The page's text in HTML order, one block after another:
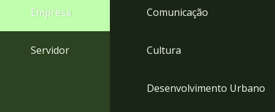
Empresa
Servidor
Comunicação
Cultura
Desenvolvimento Urbano